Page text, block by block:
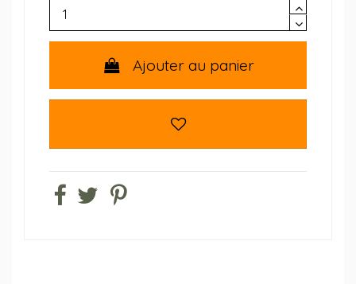
Ajouter au panier